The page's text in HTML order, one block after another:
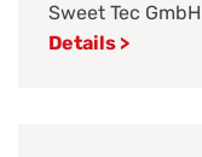
Sweet Tec GmbH
Details >